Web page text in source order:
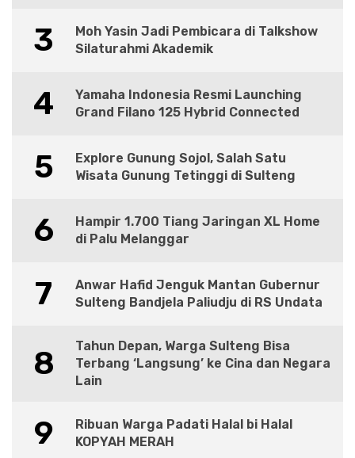
3
Moh Yasin Jadi Pembicara di Talkshow
Silaturahmi Akademik
4
Yamaha Indonesia Resmi Launching
Grand Filano 125 Hybrid Connected
5
Explore Gunung Sojol, Salah Satu
Wisata Gunung Tetinggi di Sulteng
6
Hampir 1.700 Tiang Jaringan XL Home
di Palu Melanggar
7
Anwar Hafid Jenguk Mantan Gubernur
Sulteng Bandjela Paliudju di RS Undata
8
Tahun Depan, Warga Sulteng Bisa
Terbang ‘Langsung’ ke Cina dan Negara
Lain
9
Ribuan Warga Padati Halal bi Halal
KOPYAH MERAH